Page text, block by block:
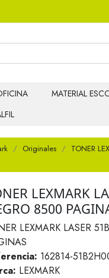
MATERIAL
Originales
TONER
LEXMARK
8500
LEXMARK LASER
162814-
LEXMARK